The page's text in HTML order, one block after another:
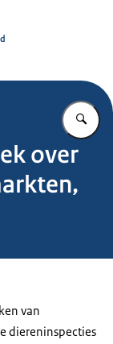
over
van
diereninspecties